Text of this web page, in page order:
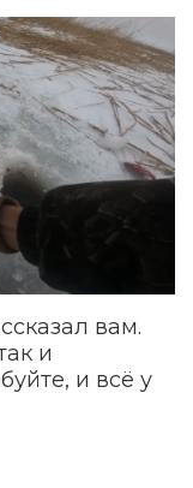
вам.
и
и всё у